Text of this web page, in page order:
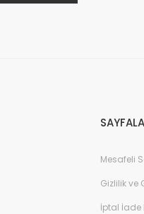
Mesafeli
Gizlilik ve
İptal İade